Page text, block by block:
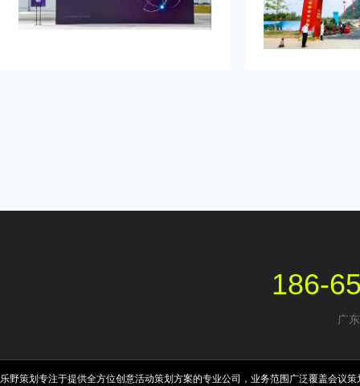
目标还会抉择乐
186-
广
乐野策划专注于提供全方位创意活动策划方案的专业公司，业务范围广泛覆盖会议